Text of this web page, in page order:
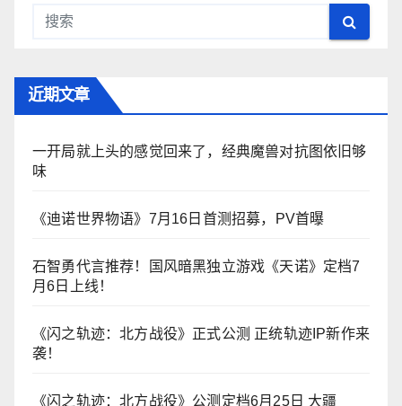
近期文章
一开局就上头的感觉回来了，经典魔兽对抗图依旧够
味
《迪诺世界物语》7月16日首测招募，PV首曝
石智勇代言推荐！国风暗黑独立游戏《天诺》定档7
月6日上线！
《闪之轨迹：北方战役》正式公测 正统轨迹IP新作来
袭！
《闪之轨迹：北方战役》公测定档6月25日 大疆